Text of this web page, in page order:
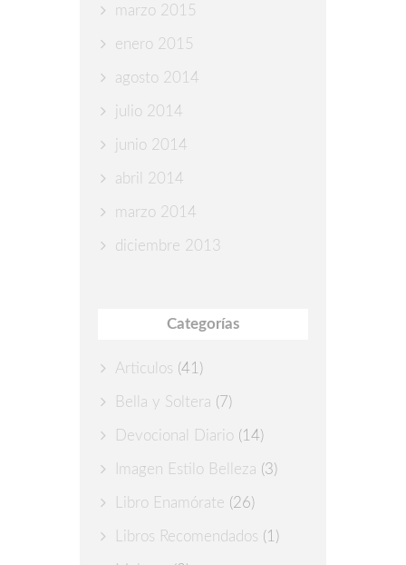
marzo 2015
enero 2015
agosto 2014
julio 2014
junio 2014
abril 2014
marzo 2014
diciembre 2013
Categorías
Articulos (41)
Bella y Soltera (7)
Devocional Diario (14)
Imagen Estilo Belleza (3)
Libro Enamórate (26)
Libros Recomendados (1)